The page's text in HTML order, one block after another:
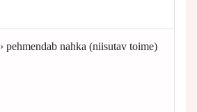
› pehmendab nahka (niisutav toime)